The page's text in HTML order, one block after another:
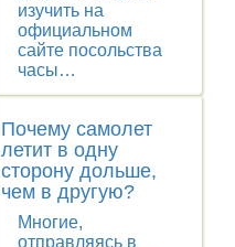
изучить на
официальном
сайте посольства
часы…
Почему самолет
летит в одну
сторону дольше,
чем в другую?
Многие,
отправляясь в